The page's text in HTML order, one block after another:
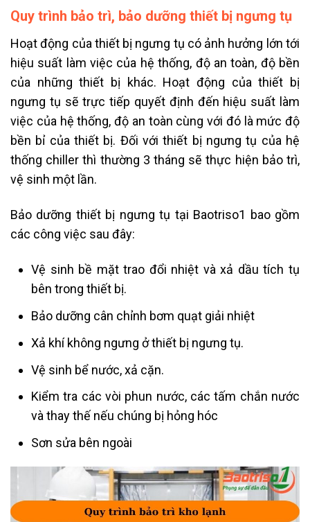
Quy trình bảo trì, bảo dưỡng thiết bị ngưng tụ
Hoạt động của thiết bị ngưng tụ có ảnh hưởng lớn tới
hiệu suất làm việc của hệ thống, độ an toàn, độ bền
của những thiết bị khác. Hoạt động của thiết bị
ngưng tụ sẽ trực tiếp quyết định đến hiệu suất làm
việc của hệ thống, độ an toàn cùng với đó là mức độ
bền bỉ của thiết bị. Đối với thiết bị ngưng tụ của hệ
thống chiller thì thường 3 tháng sẽ thực hiện bảo trì,
vệ sinh một lần.
Bảo dưỡng thiết bị ngưng tụ tại Baotriso1 bao gồm
các công việc sau đây:
Vệ sinh bề mặt trao đổi nhiệt và xả dầu tích tụ
bên trong thiết bị.
Bảo dưỡng cân chỉnh bơm quạt giải nhiệt
Xả khí không ngưng ở thiết bị ngưng tụ.
Vệ sinh bể nước, xả cặn.
Kiểm tra các vòi phun nước, các tấm chắn nước
và thay thế nếu chúng bị hỏng hóc
Sơn sửa bên ngoài